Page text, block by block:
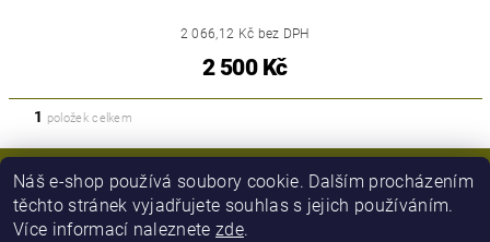
2 066,12 Kč bez DPH
2 500 Kč
1 položek celkem
Náš e-shop používá soubory cookie. Dalším procházením
těchto stránek vyjadřujete souhlas s jejich používáním.
Více informací naleznetezde.